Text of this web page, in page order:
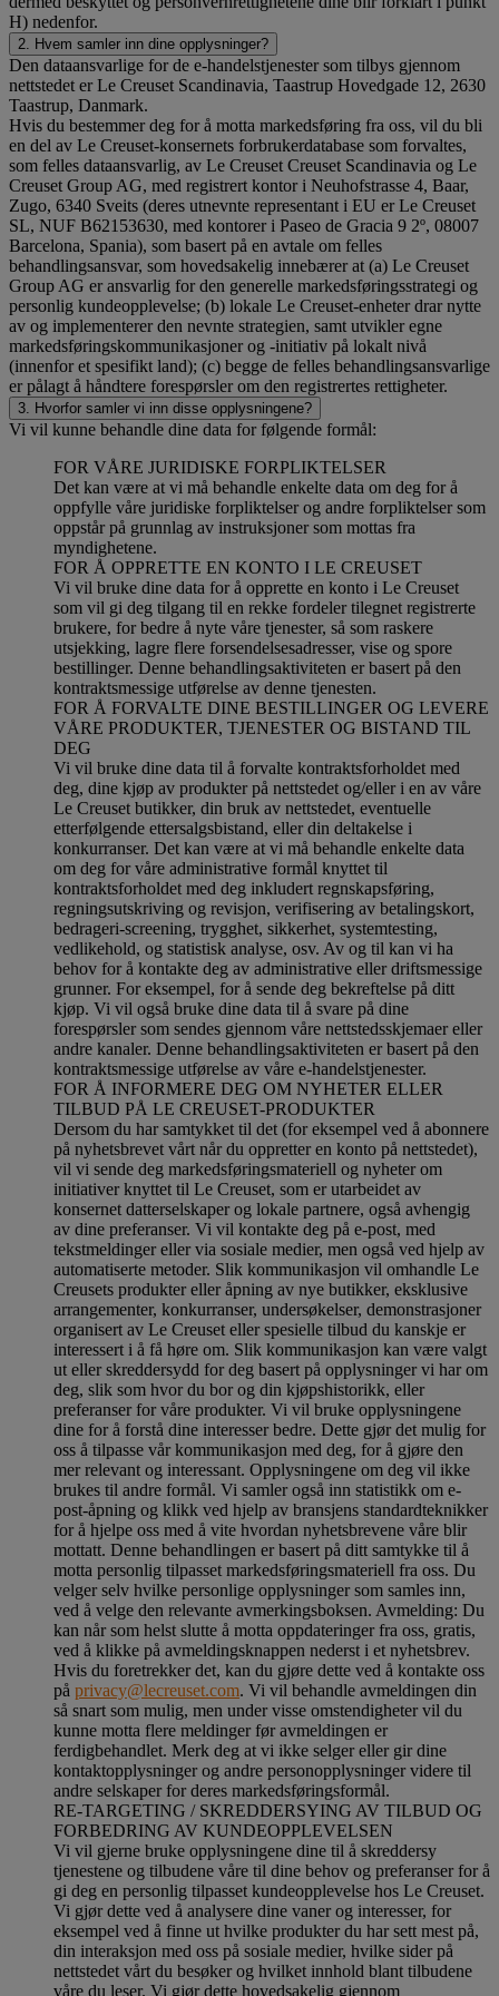
H) nedenfor.
2. Hvem samler inn dine opplysninger?
Den dataansvarlige for de e-handelstjenester som tilbys gjennom
nettstedet er Le Creuset Scandinavia, Taastrup Hovedgade 12, 2630
Taastrup, Danmark.
Hvis du bestemmer deg for å motta markedsføring fra oss, vil du bli
en del av Le Creuset-konsernets forbrukerdatabase som forvaltes,
som felles dataansvarlig, av Le Creuset Creuset Scandinavia og Le
Creuset Group AG, med registrert kontor i Neuhofstrasse 4, Baar,
Zugo, 6340 Sveits (deres utnevnte representant i EU er Le Creuset
SL, NUF B62153630, med kontorer i Paseo de Gracia 9 2º, 08007
Barcelona, Spania), som basert på en avtale om felles
behandlingsansvar, som hovedsakelig innebærer at (a) Le Creuset
Group AG er ansvarlig for den generelle markedsføringsstrategi og
personlig kundeopplevelse; (b) lokale Le Creuset-enheter drar nytte
av og implementerer den nevnte strategien, samt utvikler egne
markedsføringskommunikasjoner og -initiativ på lokalt nivå
(innenfor et spesifikt land); (c) begge de felles behandlingsansvarlige
er pålagt å håndtere forespørsler om den registrertes rettigheter.
3. Hvorfor samler vi inn disse opplysningene?
Vi vil kunne behandle dine data for følgende formål:
FOR VÅRE JURIDISKE FORPLIKTELSER
Det kan være at vi må behandle enkelte data om deg for å
oppfylle våre juridiske forpliktelser og andre forpliktelser som
oppstår på grunnlag av instruksjoner som mottas fra
myndighetene.
FOR Å OPPRETTE EN KONTO I LE CREUSET
Vi vil bruke dine data for å opprette en konto i Le Creuset
som vil gi deg tilgang til en rekke fordeler tilegnet registrerte
brukere, for bedre å nyte våre tjenester, så som raskere
utsjekking, lagre flere forsendelsesadresser, vise og spore
bestillinger. Denne behandlingsaktiviteten er basert på den
kontraktsmessige utførelse av denne tjenesten.
FOR Å FORVALTE DINE BESTILLINGER OG LEVERE
VÅRE PRODUKTER, TJENESTER OG BISTAND TIL
DEG
Vi vil bruke dine data til å forvalte kontraktsforholdet med
deg, dine kjøp av produkter på nettstedet og/eller i en av våre
Le Creuset butikker, din bruk av nettstedet, eventuelle
etterfølgende ettersalgsbistand, eller din deltakelse i
konkurranser. Det kan være at vi må behandle enkelte data
om deg for våre administrative formål knyttet til
kontraktsforholdet med deg inkludert regnskapsføring,
regningsutskriving og revisjon, verifisering av betalingskort,
bedrageri-screening, trygghet, sikkerhet, systemtesting,
vedlikehold, og statistisk analyse, osv. Av og til kan vi ha
behov for å kontakte deg av administrative eller driftsmessige
grunner. For eksempel, for å sende deg bekreftelse på ditt
kjøp. Vi vil også bruke dine data til å svare på dine
forespørsler som sendes gjennom våre nettstedsskjemaer eller
andre kanaler. Denne behandlingsaktiviteten er basert på den
kontraktsmessige utførelse av våre e-handelstjenester.
FOR Å INFORMERE DEG OM NYHETER ELLER
TILBUD PÅ LE CREUSET-PRODUKTER
Dersom du har samtykket til det (for eksempel ved å abonnere
på nyhetsbrevet vårt når du oppretter en konto på nettstedet),
vil vi sende deg markedsføringsmateriell og nyheter om
initiativer knyttet til Le Creuset, som er utarbeidet av
konsernet datterselskaper og lokale partnere, også avhengig
av dine preferanser. Vi vil kontakte deg på e-post, med
tekstmeldinger eller via sosiale medier, men også ved hjelp av
automatiserte metoder. Slik kommunikasjon vil omhandle Le
Creusets produkter eller åpning av nye butikker, eksklusive
arrangementer, konkurranser, undersøkelser, demonstrasjoner
organisert av Le Creuset eller spesielle tilbud du kanskje er
interessert i å få høre om. Slik kommunikasjon kan være valgt
ut eller skreddersydd for deg basert på opplysninger vi har om
deg, slik som hvor du bor og din kjøpshistorikk, eller
preferanser for våre produkter. Vi vil bruke opplysningene
dine for å forstå dine interesser bedre. Dette gjør det mulig for
oss å tilpasse vår kommunikasjon med deg, for å gjøre den
mer relevant og interessant. Opplysningene om deg vil ikke
brukes til andre formål. Vi samler også inn statistikk om e-
post-åpning og klikk ved hjelp av bransjens standardteknikker
for å hjelpe oss med å vite hvordan nyhetsbrevene våre blir
mottatt. Denne behandlingen er basert på ditt samtykke til å
motta personlig tilpasset markedsføringsmateriell fra oss. Du
velger selv hvilke personlige opplysninger som samles inn,
ved å velge den relevante avmerkingsboksen. Avmelding: Du
kan når som helst slutte å motta oppdateringer fra oss, gratis,
ved å klikke på avmeldingsknappen nederst i et nyhetsbrev.
Hvis du foretrekker det, kan du gjøre dette ved å kontakte oss
på privacy@lecreuset.com. Vi vil behandle avmeldingen din
så snart som mulig, men under visse omstendigheter vil du
kunne motta flere meldinger før avmeldingen er
ferdigbehandlet. Merk deg at vi ikke selger eller gir dine
kontaktopplysninger og andre personopplysninger videre til
andre selskaper for deres markedsføringsformål.
RE-TARGETING / SKREDDERSYING AV TILBUD OG
FORBEDRING AV KUNDEOPPLEVELSEN
Vi vil gjerne bruke opplysningene dine til å skreddersy
tjenestene og tilbudene våre til dine behov og preferanser for å
gi deg en personlig tilpasset kundeopplevelse hos Le Creuset.
Vi gjør dette ved å analysere dine vaner og interesser, for
eksempel ved å finne ut hvilke produkter du har sett mest på,
din interaksjon med oss på sosiale medier, hvilke sider på
nettstedet vårt du besøker og hvilket innhold blant tilbudene
våre du leser. Vi gjør dette hovedsakelig gjennom